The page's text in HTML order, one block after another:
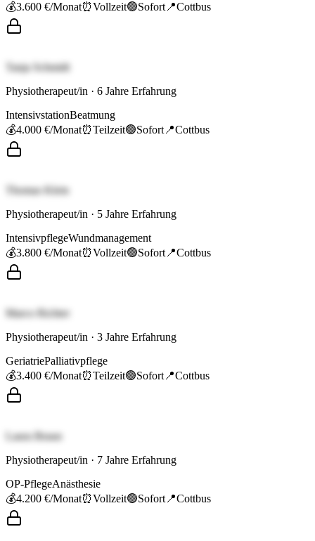
💰3.600 €/Monat⏰Vollzeit🟢Sofort 📍Cottbus
Tanja Schmidt
Physiotherapeut/in · 6 Jahre Erfahrung
IntensivstationBeatmung
💰4.000 €/Monat⏰Teilzeit🟢Sofort 📍Cottbus
Thomas Klein
Physiotherapeut/in · 5 Jahre Erfahrung
IntensivpflegeWundmanagement
💰3.800 €/Monat⏰Vollzeit🟢Sofort 📍Cottbus
Marco Richter
Physiotherapeut/in · 3 Jahre Erfahrung
GeriatriePalliativpflege
💰3.400 €/Monat⏰Teilzeit🟢Sofort 📍Cottbus
Laura Braun
Physiotherapeut/in · 7 Jahre Erfahrung
OP-PflegeAnästhesie
💰4.200 €/Monat⏰Vollzeit🟢Sofort 📍Cottbus